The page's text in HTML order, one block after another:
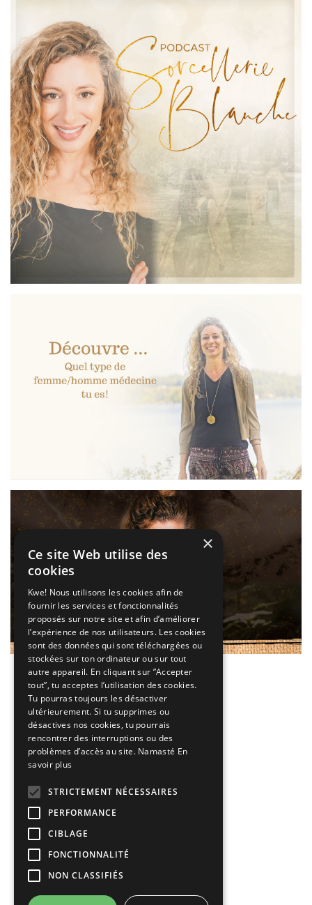
Qui est Gaïa
S’inscrire à l'envoi vibrant
×
Ce site Web utilise des
cookies
Kwe! Nous utilisons les cookies afin de
fournir les services et fonctionnalités
proposés sur notre site et afin d’améliorer
l’expérience de nos utilisateurs. Les cookies
sont des données qui sont téléchargées ou
stockées sur ton ordinateur ou sur tout
autre appareil. En cliquant sur ”Accepter
tout”, tu acceptes l’utilisation des cookies.
Tu pourras toujours les désactiver
ultérieurement. Si tu supprimes ou
désactives nos cookies, tu pourrais
rencontrer des interruptions ou des
problèmes d’accès au site. Namasté En
savoir plus
STRICTEMENT NÉCESSAIRES
PERFORMANCE
CIBLAGE
FONCTIONNALITÉ
NON CLASSIFIÉS